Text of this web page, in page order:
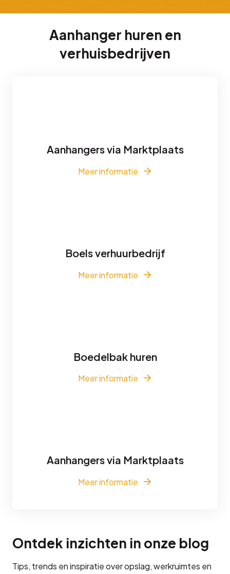
Aanhanger huren en
verhuisbedrijven
Aanhangers via Marktplaats
Meer informatie
Boels verhuurbedrijf
Meer informatie
Boedelbak huren
Meer informatie
Aanhangers via Marktplaats
Meer informatie
Ontdek inzichten in onze blog
Tips, trends en inspiratie over opslag, werkruimtes en